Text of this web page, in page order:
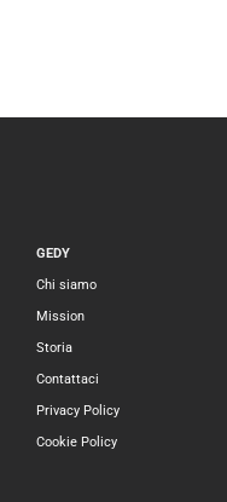
GEDY
Chi siamo
Mission
Storia
Contattaci
Privacy Policy
Cookie Policy